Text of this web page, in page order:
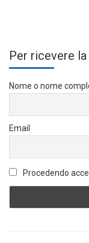
Per ricevere
Nome o nome
Email
Procedendo